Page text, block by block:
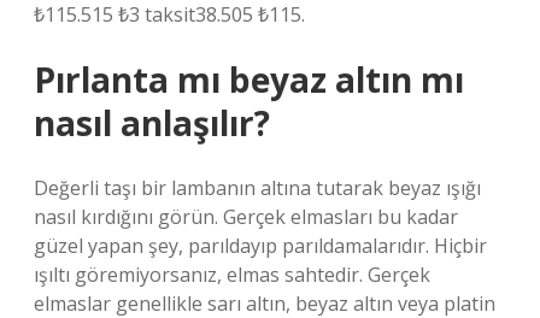
₺115.515 ₺3 taksit38.505 ₺115.
Pırlanta mı beyaz altın mı
nasıl anlaşılır?
Değerli taşı bir lambanın altına tutarak beyaz ışığı
nasıl kırdığını görün. Gerçek elmasları bu kadar
güzel yapan şey, parıldayıp parıldamalarıdır. Hiçbir
ışıltı göremiyorsanız, elmas sahtedir. Gerçek
elmaslar genellikle sarı altın, beyaz altın veya platin